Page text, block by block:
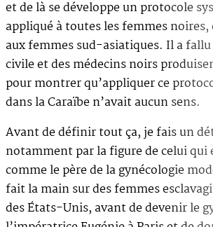
et de là se développe un protocole
appliqué à toutes les femmes
aux femmes sud-asiatiques. Il a fallu
civile et des médecins noirs
pour montrer qu’appliquer ce
dans la Caraïbe n’avait aucun sens.
Avant de définir tout ça, je fais un
notamment par la figure de celui qui
comme le père de la gynécologie
fait la main sur des femmes
des États-Unis, avant de devenir le